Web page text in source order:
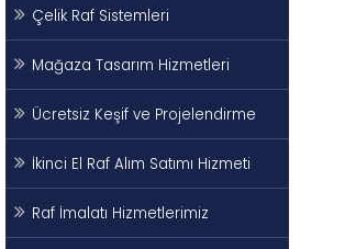
Çelik Raf Sistemleri
Mağaza Tasarım Hizmetleri
Ücretsiz Keşif ve Projelendirme
İkinci El Raf Alım Satımı Hizmeti
Raf İmalatı Hizmetlerimiz